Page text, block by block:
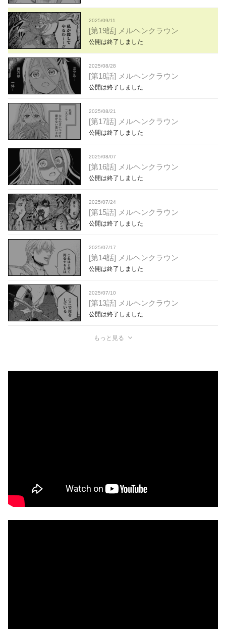
2025/09/11
[第19話] メルヘンクラウン
公開は終了しました
2025/08/28
[第18話] メルヘンクラウン
公開は終了しました
2025/08/21
[第17話] メルヘンクラウン
公開は終了しました
2025/08/07
[第16話] メルヘンクラウン
公開は終了しました
2025/07/24
[第15話] メルヘンクラウン
公開は終了しました
2025/07/17
[第14話] メルヘンクラウン
公開は終了しました
2025/07/10
[第13話] メルヘンクラウン
公開は終了しました
もっと見る